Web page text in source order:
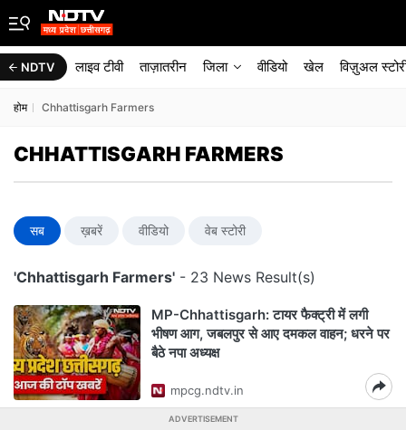
NDTV लाइव टीवी ताज़ातरीन जिला वीडियो खेल विज़ुअल
होम Chhattisgarh Farmers
CHHATTISGARH FARMERS
सब ख़बरें वीडियो वेब स्टोरी
'Chhattisgarh Farmers' - 23 News Result(s)
MP-Chhattisgarh: टायर फैक्ट्री में लगी
भीषण आग, जबलपुर से आए दमकल वाहन; धरने पर
बैठे नपा अध्यक्ष
mpcg.ndtv.in
ADVERTISEMENT